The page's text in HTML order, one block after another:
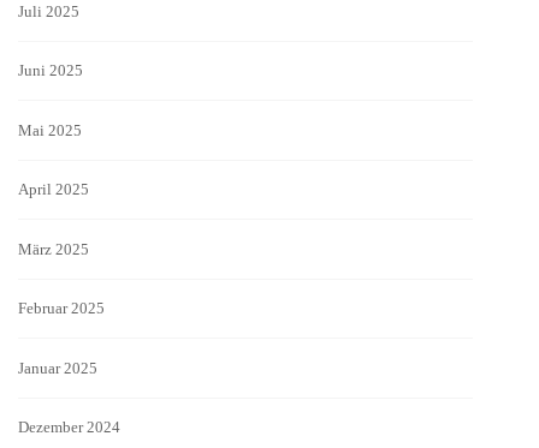
Juli 2025
Juni 2025
Mai 2025
April 2025
März 2025
Februar 2025
Januar 2025
Dezember 2024